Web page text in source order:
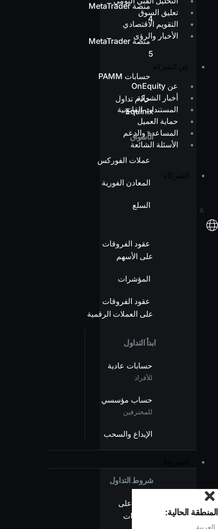
تعليق السوق
التقويم الاقتصادي
الأخبار والرؤى
عن الشركة
عن OnEquity
أخبار الشركة
المستندات القانونية
حماية العميل
المساعدة والدعم
الأسئلة الشائعة
الشركاء
X
منصة MetaTrader
4
منصة MetaTrader
5
حسابات PAMM
خادم تداول
Equinix
الأسواق
عملات الفوركس
المعادن الفورية
السلع
عقود الفروقات
على الأسهم
المؤشرات
عقود الفروقات
على العملات الرقمية
ابدأ التداول
حسابات عادية
للأفراد
حساب مؤسسي
للمحترفين
الإيداع والسحب
شروط التداول
نظرة على
الفروقات
المنطقة الحالية:
العربية